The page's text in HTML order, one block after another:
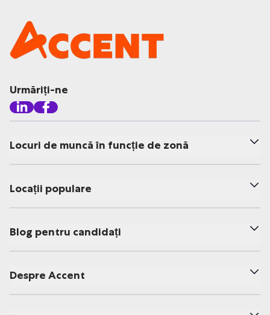
Urmăriți-ne
Locuri de muncă în funcție de zonă
Locații populare
Blog pentru candidați
Despre Accent